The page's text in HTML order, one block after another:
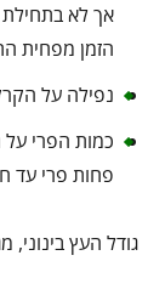
אך לא בתחילת
הזמן מפחית
נפילה על
כמות הפרי
פחות פרי עד
גודל העץ בינוני, מגיע ל- 4-6